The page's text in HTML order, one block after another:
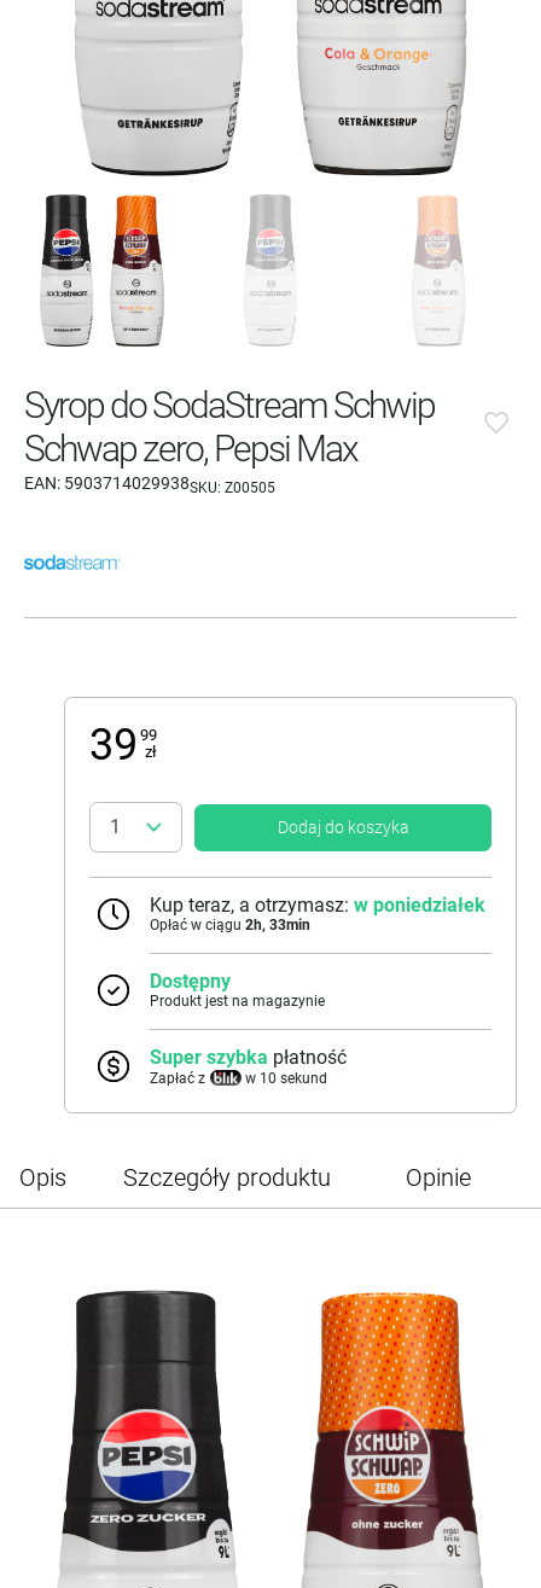
Syrop do SodaStream Schwip
Schwap zero, Pepsi Max
EAN: 5903714029938SKU: Z00505
favorite_border
39 99
zł
Dodaj do koszyka
Kup teraz, a otrzymasz: w poniedziałek
Opłać w ciągu 2h, 33min
Dostępny
Produkt jest na magazynie
Super szybka płatność
Zapłać z w 10 sekund
Opis Szczegóły produktu Opinie